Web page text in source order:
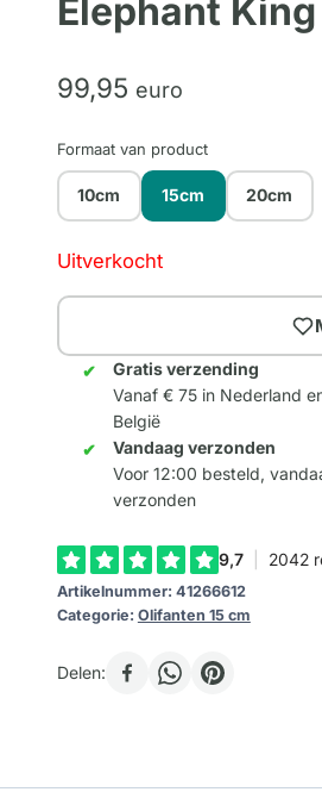
Elephant
99,95 euro
Formaat van product
10cm 15cm 20cm
Uitverkocht
Gratis verzending
Vanaf € 75 in Nederland
België
Vandaag verzonden
Voor 12:00 besteld,
verzonden
Artikelnummer: 41266612
Categorie: Olifanten 15 cm
Delen: